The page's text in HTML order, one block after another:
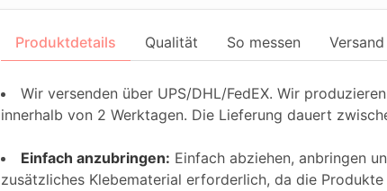
Produktdetails Qualität So messen
Wir versenden über UPS/DHL/FedEX. Wir
innerhalb von 2 Werktagen. Die Lieferung dauert
Einfach anzubringen: Einfach abziehen, anbringen
zusätzliches Klebematerial erforderlich, da die